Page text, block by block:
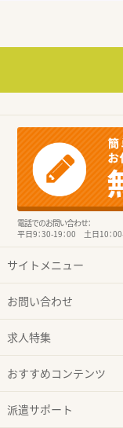
電話でのお問い合わせ：
平日9：30-19：00 土日10：
サイトメニュー
お問い合わせ
求人特集
おすすめコンテンツ
派遣サポート